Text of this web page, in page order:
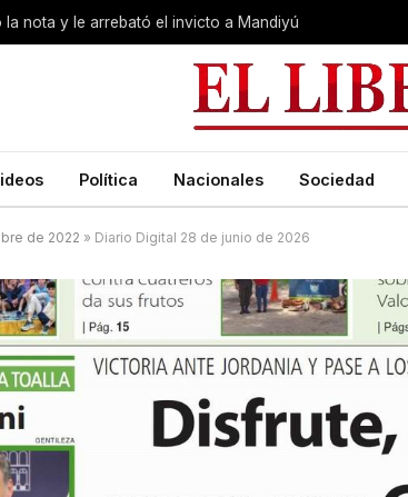
la nota y le arrebató el invicto a Mandiyú
Política Nacionales Sociedad
de 2022 » Diario Digital 28 de junio de 2026